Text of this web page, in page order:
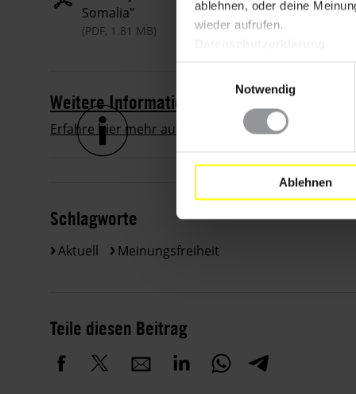
ablehnen, oder deine
wieder aufrufen.
Notwendig
Ablehnen
Somalia"
(PDF, 1.81 MB)
Weitere Informationen zum Thema
Erfahre hier mehr auf amnesty.org!
Schlagworte
Aktuell Meinungsfreiheit
Teile diesen Beitrag